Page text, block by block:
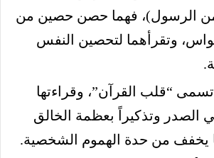
الرسول)، فهما حصن حصين من
وتقرأهما لتحصين النفس
تسمى “قلب القرآن”، وقراءتها
الصدر وتذكيراً بعظمة الخالق
يخفف من حدة الهموم الشخصية.